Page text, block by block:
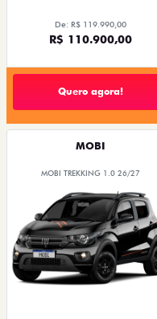
De: R$ 119.990,00
R$ 110.900,00
Quero agora!
MOBI
MOBI TREKKING 1.0 26/27